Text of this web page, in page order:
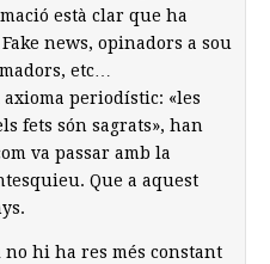
està clar que ha
news, opinadors a sou
etc…
periodístic: «les
fets són sagrats», han
va passar amb la
Que a aquest
hi ha res més constant